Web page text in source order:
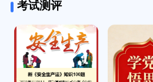
考试测评